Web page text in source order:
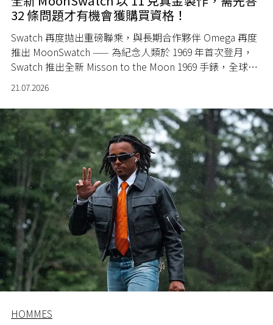
32 條問題才有機會獲購買資格！
Swatch 再度拋出重磅聯乘，與長期合作夥伴 Omega 再度
推出 MoonSwatch —— 為紀念人類於 1969 年首次登月，
Swatch 推出全新 Misson to the Moon 1969 手錶，全球限
21.07.2026
HOMMES